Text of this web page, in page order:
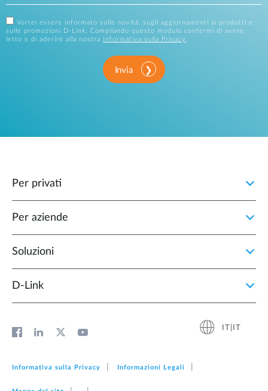
Vorrei essere informato sulle novità, sugli aggiornamenti ai prodotti e
sulle promozioni D-Link. Compilando questo modulo confermi di avere
letto e di aderire alla nostra
Informativa sulla Privacy .
Invia
Per privati
Per aziende
Soluzioni
D‑Link
Informativa sulla Privacy Informazioni Legali